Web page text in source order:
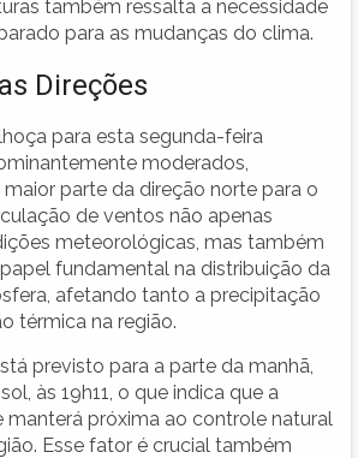
também ressalta a necessidade
para as mudanças do clima.
Direções
para esta segunda-feira
moderados,
parte da direção norte para o
de ventos não apenas
meteorológicas, mas também
fundamental na distribuição da
afetando tanto a precipitação
térmica na região.
previsto para a parte da manhã,
às 19h11, o que indica que a
manterá próxima ao controle natural
Esse fator é crucial também